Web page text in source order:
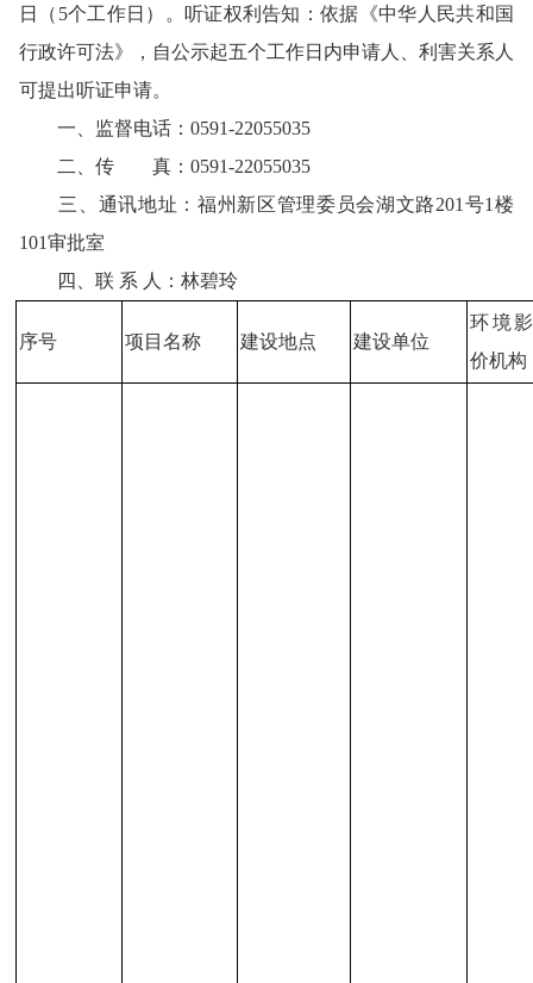
日（ 5个工作日）。听证权利告知：依据《中华人民共和国
行政许可法》，自公示起五个工作日内申请人、利害关系人
可提出听证申请。
一、监督电话： 0591-22055035
二、传 真： 0591-22055035
三、通讯地址：福州新区管理委员会湖文路201号1楼
101审批室
四、联 系 人：林碧玲
序号 项目名称 建设地点 建设单位
环境
价机构